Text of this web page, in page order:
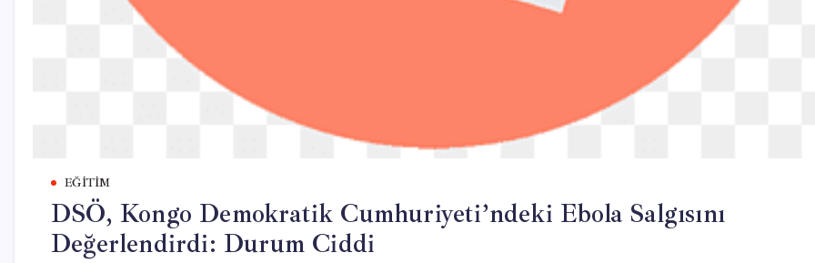
EĞITIM
DSÖ, Kongo Demokratik Cumhuriyeti’ndeki Ebola Salgısını
Değerlendirdi: Durum Ciddi